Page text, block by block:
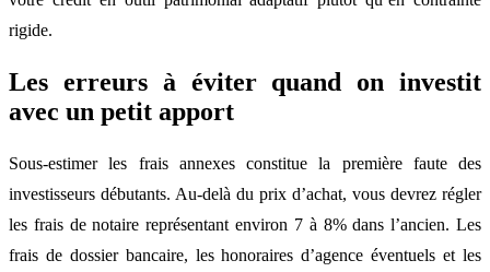
rigide.
Les erreurs à éviter quand on investit
avec un petit apport
Sous-estimer les frais annexes constitue la première faute des
investisseurs débutants. Au-delà du prix d’achat, vous devrez régler
les frais de notaire représentant environ 7 à 8% dans l’ancien. Les
frais de dossier bancaire, les honoraires d’agence éventuels et les